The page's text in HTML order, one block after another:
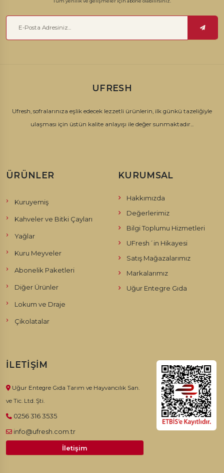
UFRESH
Ufresh, sofralarınıza eşlik edecek lezzetli ürünlerin, ilk günkü tazeliğiyle
ulaşması için üstün kalite anlayışı ile değer sunmaktadır...
ÜRÜNLER
Kuruyemiş
Kahveler ve Bitki Çayları
Yağlar
Kuru Meyveler
Abonelik Paketleri
Diğer Ürünler
Lokum ve Draje
Çikolatalar
KURUMSAL
Hakkımızda
Değerlerimiz
Bilgi Toplumu Hizmetleri
UFresh´in Hikayesi
Satış Mağazalarımız
Markalarımız
Uğur Entegre Gıda
İLETIŞIM
Uğur Entegre Gıda Tarım ve Hayvancılık San.
ve Tic. Ltd. Şti.
0256 316 3535
info@ufresh.com.tr
İletişim